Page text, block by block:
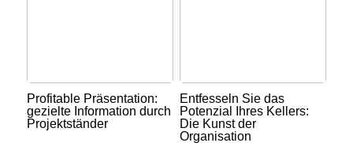
Profitable Präsentation:
gezielte Information durch
Projektständer
Entfesseln Sie das
Potenzial Ihres Kellers:
Die Kunst der
Organisation